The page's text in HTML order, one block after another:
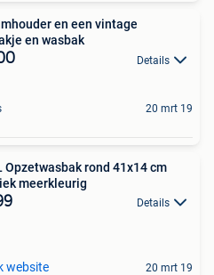
en een vintage
en wasbak
Details
20 mrt 19
Opzetwasbak rond 41x14 cm
meerkleurig
Details
website 20 mrt 19